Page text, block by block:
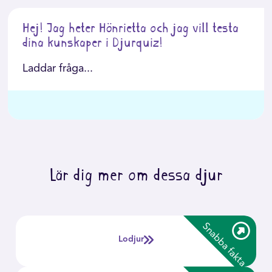
Hej! Jag heter Hönrietta och jag vill testa
dina kunskaper i Djurquiz!
Laddar fråga...
Lär dig mer om dessa djur
Snabba fakta
-
Lodjuret är både Europas största kattdjur, och
Sveriges enda vilda kattdjur.
Idag finns ca 1400 lodjur i Sverige, nästan över hela
Lodjur